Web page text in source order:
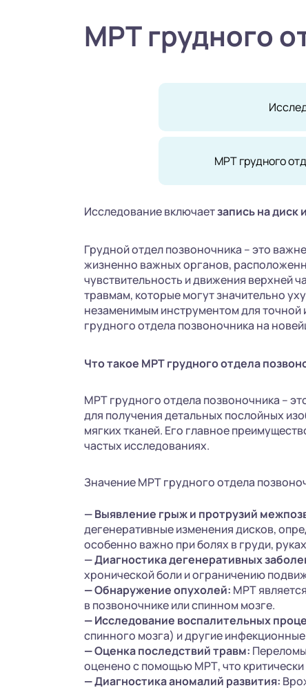
МРТ грудного
МРТ грудного
Исследование включаетзапись на диск
Грудной отдел позвоночника – это
жизненно важных органов,
чувствительность и движения верхней
травмам, которые могут значительно
незаменимым инструментом для точной
грудного отдела позвоночника на
Что такое МРТ грудного отдела
МРТ грудного отдела позвоночника –
для получения детальных послойных
мягких тканей. Его главное
частых исследованиях.
Значение МРТ грудного отдела
— Выявление грыж и протрузий
дегенеративные изменения дисков,
особенно важно при болях в груди,
— Диагностика дегенеративных
хронической боли и ограничению
—Обнаружение опухолей: МРТ
в позвоночнике или спинном мозге.
—Исследование воспалительных
спинного мозга) и другие
—Оценка последствий травм:
оценено с помощью МРТ, что
—Диагностика аномалий развития: